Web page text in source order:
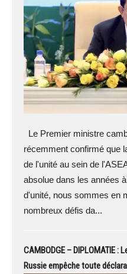
Le Premier ministre
récemment confirmé que
de l'unité au sein de
absolue dans les années
d'unité, nous sommes en
nombreux défis da...
CAMBODGE – DIPLOMATIE
Russie empêche toute